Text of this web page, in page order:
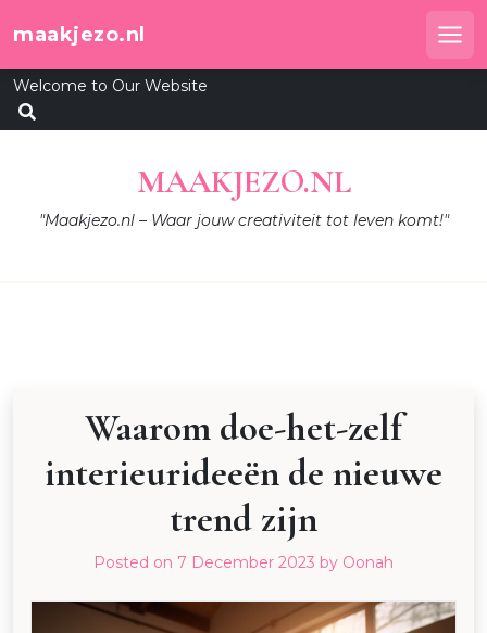
tomaakjezo.nl
Welcome to Our Website
MAAKJEZO.NL
"Maakjezo.nl – Waar jouw creativiteit tot leven komt!"
Waarom doe-het-zelf
interieurideeën de nieuwe
trend zijn
Posted on 7 December 2023 by Oonah